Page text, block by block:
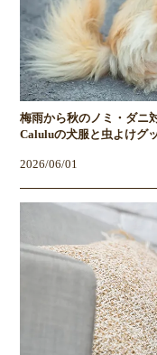
梅雨から秋のノミ・ダニ
Caluluの犬服と虫よけグ
2026/06/01